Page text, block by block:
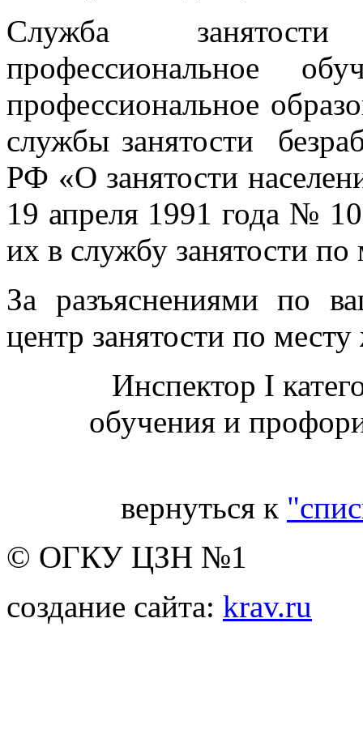
Служба
профессиональное
профессиональное
службы занятости
РФ «О занятости
19 апреля 1991 года №
их в службу занятости
За разъяснениями по
центр занятости по
Инспектор I
обучения и
вернуться к
© ОГКУ ЦЗН №1
создание сайта: krav.ru